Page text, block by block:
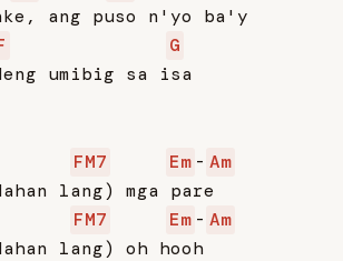
ang puso n'yo ba'y
G
umibig sa isa
FM7 Em - Am
lang) mga pare
FM7
Em - Am
lang) oh hooh